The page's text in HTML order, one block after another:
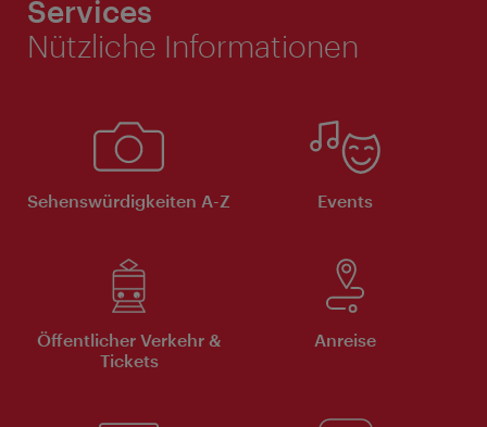
Services
Nützliche Informationen
Sehenswürdigkeiten A-Z Events
Öffentlicher Verkehr &
Tickets
Anreise